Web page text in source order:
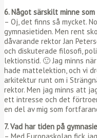
6. Något särskilt minne
– Oj, det finns så mycket.
gymnasietiden. Men rent
dåvarande rektor Jan
och diskuterade filosofi,
lektionstid. 🙂 Jag minns
hade mattelektion, och vi
arkitektur runt om i
rektor. Men jag minns att
ett intresse och det
en del av mig som
7. Vad har tiden på
– Med Europaskolan fick